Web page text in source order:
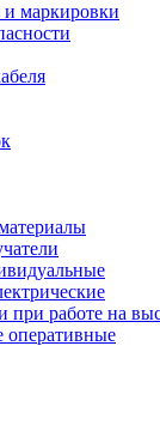
и маркировки
при работе на